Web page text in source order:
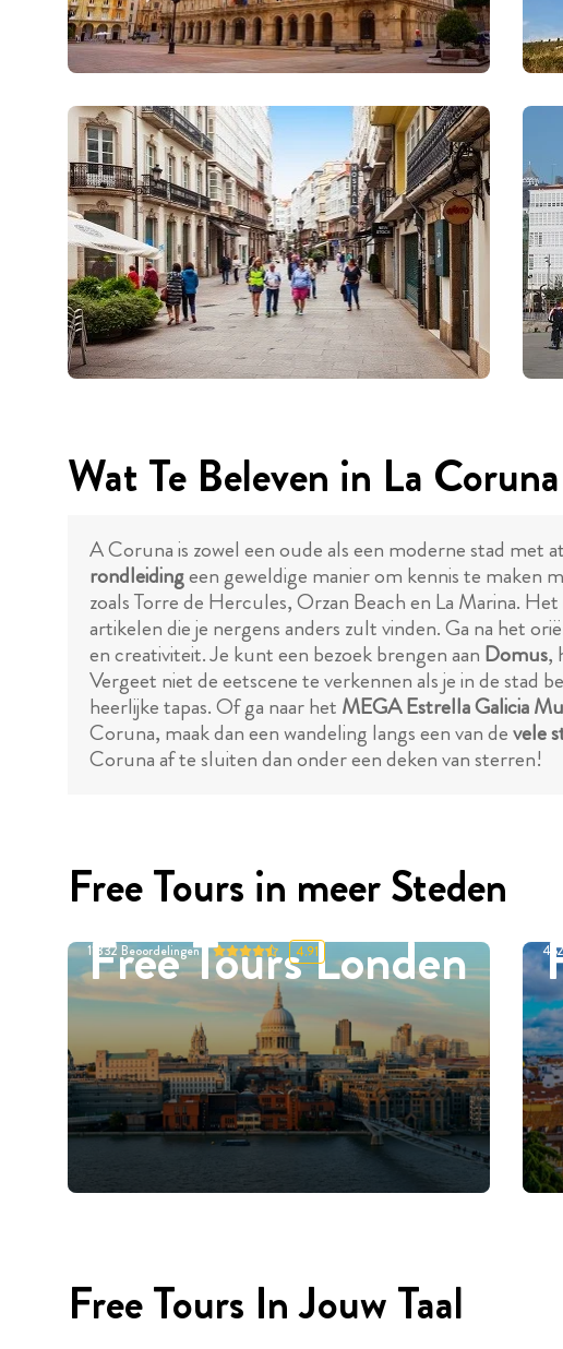
Wat Te Beleven in La Coruna
A Coruna is zowel een oude als een moderne stad met
rondleidingeen geweldige manier om kennis te maken
zoals Torre de Hercules, Orzan Beach en La Marina.
artikelen die je nergens anders zult vinden. Ga na het
en creativiteit. Je kunt een bezoek brengen aan Domus,
Vergeet niet de eetscene te verkennen als je in de stad
heerlijke tapas. Of ga naar het MEGA Estrella Galicia
Coruna, maak dan een wandeling langs een van devele
Coruna af te sluiten dan onder een deken van sterren!
Free Tours in meer Steden
Free Tours Londen
11332 Beoordelingen 4.91 452
Free Tours In Jouw Taal